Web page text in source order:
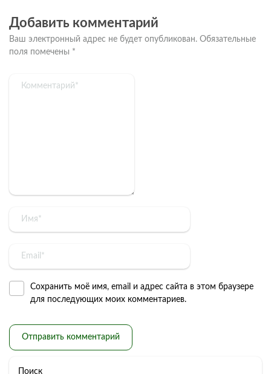
Добавить комментарий
Ваш электронный адрес не будет опубликован. Обязательные
поля помечены *
Сохранить моё имя, email и адрес сайта в этом браузере
для последующих моих комментариев.
Поиск